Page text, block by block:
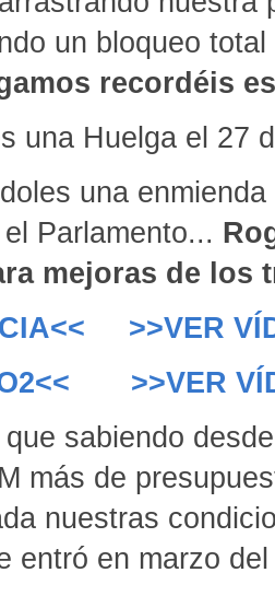
un bloqueo
recordéis
una Huelga el 27
una
Parlamento...
mejoras de los
>>VER
>>VER
sabiendo
más de
nuestras
entró en marzo